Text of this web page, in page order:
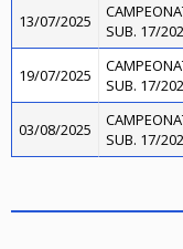
13/07/2025
SUB. 17/
19/07/2025
SUB. 17/
03/08/2025
SUB. 17/